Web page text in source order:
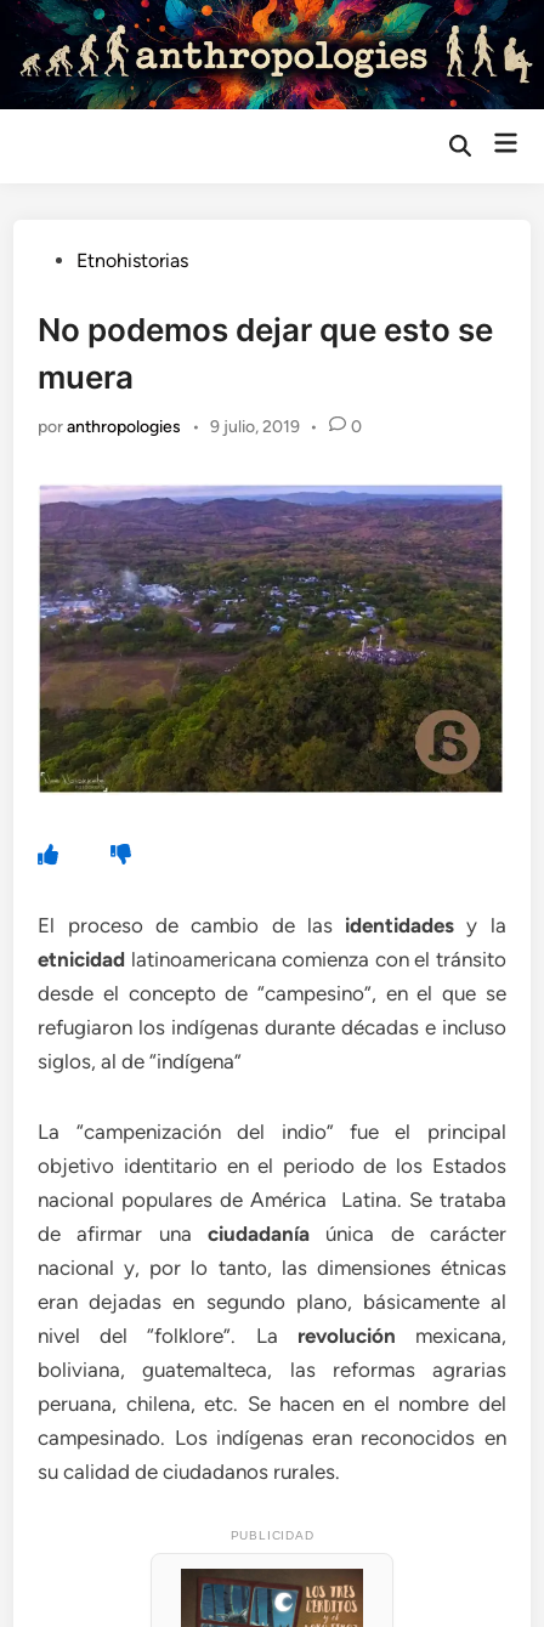
Saltar
contenido
Abrir
Publicado
Etnohistorias
No podemos dejar que esto se
muera
poranthropologies • 9 julio, 2019 • 0
El proceso de cambio de las identidades y la
etnicidad latinoamericana comienza con el tránsito
desde el concepto de “campesino”, en el que se
refugiaron los indígenas durante décadas e incluso
siglos, al de “indígena”
La “campenización del indio” fue el principal
objetivo identitario en el periodo de los Estados
nacional populares de América Latina. Se trataba
de afirmar una ciudadanía única de carácter
nacional y, por lo tanto, las dimensiones étnicas
eran dejadas en segundo plano, básicamente al
nivel del “folklore”. La revolución mexicana,
boliviana, guatemalteca, las reformas agrarias
peruana, chilena, etc. Se hacen en el nombre del
campesinado. Los indígenas eran reconocidos en
su calidad de ciudadanos rurales.
PUBLICIDAD